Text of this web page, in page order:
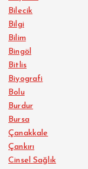
Bilecik
Bilgi
Bilim
Bingöl
Bitlis
Biyografi
Bolu
Burdur
Bursa
Çanakkale
Çankırı
Cinsel Sağlık